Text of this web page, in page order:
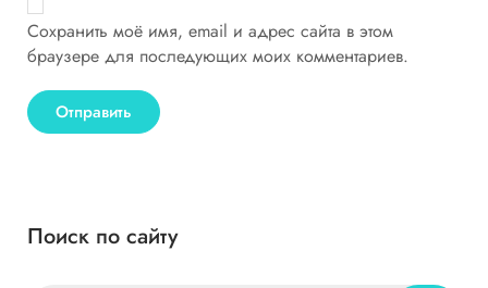
Сохранить моё имя, email и адрес сайта в этом
браузере для последующих моих комментариев.
Поиск по сайту